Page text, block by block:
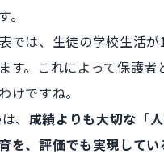
では、生徒の学校生活
す。これによって保護者
けですね。
、 成績よりも大切な「
を、評価でも実現してい